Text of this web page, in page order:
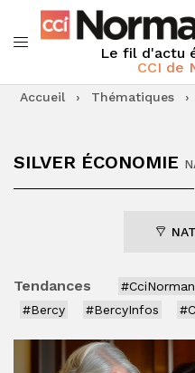
Le fil d'actu
CCI de
Accueil › Thématiques ›
SILVER ÉCONOMIE
Tendances
#Bercy
#BercyInfos